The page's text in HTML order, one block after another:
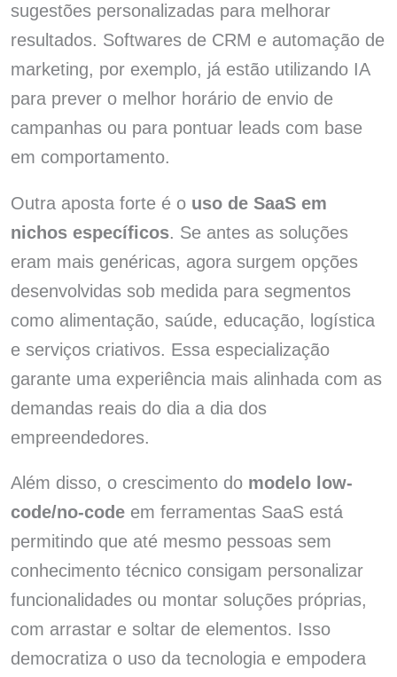
sugestões personalizadas para melhorar
resultados. Softwares de CRM e automação de
marketing, por exemplo, já estão utilizando IA
para prever o melhor horário de envio de
campanhas ou para pontuar leads com base
em comportamento.
Outra aposta forte é o uso de SaaS em
nichos específicos. Se antes as soluções
eram mais genéricas, agora surgem opções
desenvolvidas sob medida para segmentos
como alimentação, saúde, educação, logística
e serviços criativos. Essa especialização
garante uma experiência mais alinhada com as
demandas reais do dia a dia dos
empreendedores.
Além disso, o crescimento do modelo low-
code/no-codeem ferramentas SaaS está
permitindo que até mesmo pessoas sem
conhecimento técnico consigam personalizar
funcionalidades ou montar soluções próprias,
com arrastar e soltar de elementos. Isso
democratiza o uso da tecnologia e empodera